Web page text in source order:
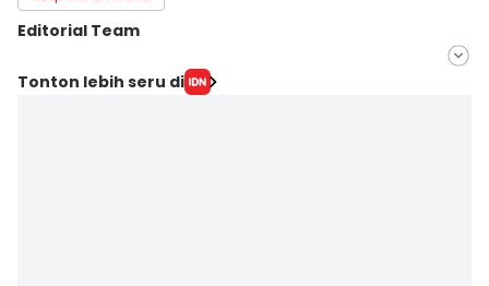
Editorial Team
Editor
Tonton lebih seru di